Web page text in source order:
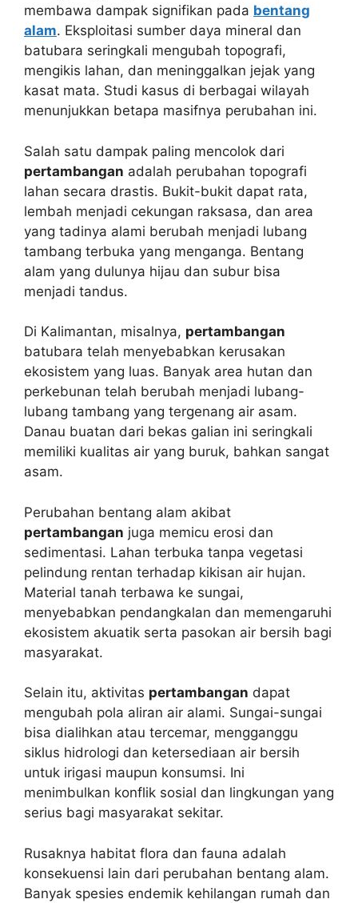
membawa dampak signifikan pada bentang
alam. Eksploitasi sumber daya mineral dan
batubara seringkali mengubah topografi,
mengikis lahan, dan meninggalkan jejak yang
kasat mata. Studi kasus di berbagai wilayah
menunjukkan betapa masifnya perubahan ini.
Salah satu dampak paling mencolok dari
pertambangan adalah perubahan topografi
lahan secara drastis. Bukit-bukit dapat rata,
lembah menjadi cekungan raksasa, dan area
yang tadinya alami berubah menjadi lubang
tambang terbuka yang menganga. Bentang
alam yang dulunya hijau dan subur bisa
menjadi tandus.
Di Kalimantan, misalnya, pertambangan
batubara telah menyebabkan kerusakan
ekosistem yang luas. Banyak area hutan dan
perkebunan telah berubah menjadi lubang-
lubang tambang yang tergenang air asam.
Danau buatan dari bekas galian ini seringkali
memiliki kualitas air yang buruk, bahkan sangat
asam.
Perubahan bentang alam akibat
pertambangan juga memicu erosi dan
sedimentasi. Lahan terbuka tanpa vegetasi
pelindung rentan terhadap kikisan air hujan.
Material tanah terbawa ke sungai,
menyebabkan pendangkalan dan memengaruhi
ekosistem akuatik serta pasokan air bersih bagi
masyarakat.
Selain itu, aktivitas pertambangan dapat
mengubah pola aliran air alami. Sungai-sungai
bisa dialihkan atau tercemar, mengganggu
siklus hidrologi dan ketersediaan air bersih
untuk irigasi maupun konsumsi. Ini
menimbulkan konflik sosial dan lingkungan yang
serius bagi masyarakat sekitar.
Rusaknya habitat flora dan fauna adalah
konsekuensi lain dari perubahan bentang alam.
Banyak spesies endemik kehilangan rumah dan